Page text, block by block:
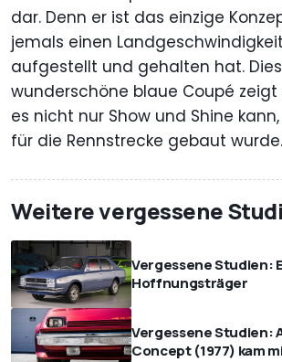
dar. Denn er ist das einzige
jemals einen
aufgestellt und gehalten hat.
wunderschöne blaue Coupé
es nicht nur Show und Shine
für die Rennstrecke gebaut wurde.
Weitere vergessene
Vergessene Studien:
Hoffnungsträger
Vergessene Studien:
Concept (1977) kam